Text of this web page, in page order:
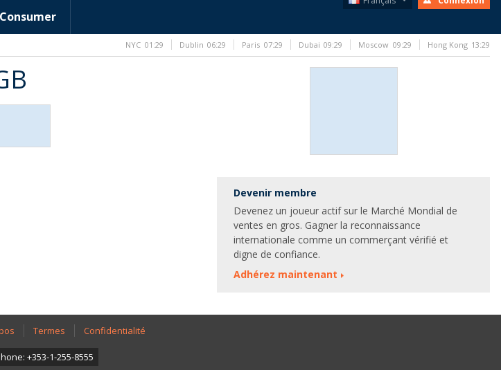
Consumer
Devenir membre
Devenez un joueur actif sur le Marché Mondial de
ventes en gros. Gagner la reconnaissance
internationale comme un commerçant vérifié et
digne de confiance.
Adhérez maintenant
Termes Confidentialité
+353-1-255-8555
NYC 01:29 Dublin 06:29 Paris 07:29 Dubai 09:29 Moscow 09:29 Hong Kong 13:29